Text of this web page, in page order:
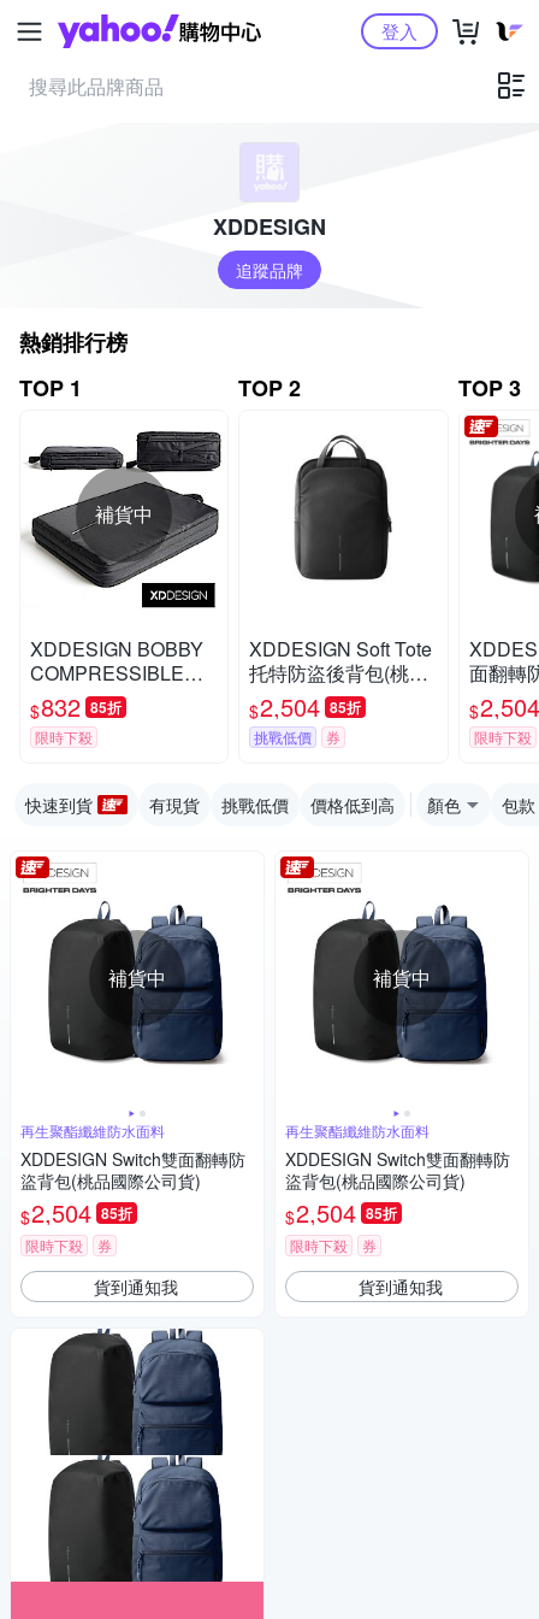
Yahoo購物中心登入
XDDESIGN
追蹤品牌
熱銷排行榜
TOP 1
補貨中
XDDESIGN BOBBY
COMPRESSIBLE雙
層旅行收納伸縮包(桃
品國際公司貨)
$832 85折
限時下殺
TOP 2
XDDESIGN Soft Tote
托特防盜後背包(桃品
國際公司貨)
$2,504 85折
挑戰低價 券
TOP 3
面翻轉
國際公
$2,504
限時下殺
快速到貨 有現貨 挑戰低價 價格低到高 顏色 包款
補貨中
再生聚酯纖維防水面料
XDDESIGN Switch雙面翻轉防
盜背包(桃品國際公司貨)
$2,504 85折
限時下殺 券
貨到通知我
補貨中
再生聚酯纖維防水面料
XDDESIGN Switch雙面翻轉防
盜背包(桃品國際公司貨)
$2,504 85折
限時下殺 券
貨到通知我